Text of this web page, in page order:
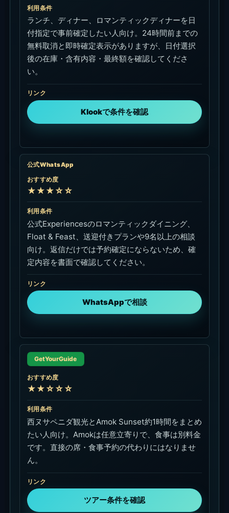
利用条件
ランチ、ディナー、ロマンティックディナーを日
付指定で事前確定したい人向け。24時間前までの
無料取消と即時確定表示がありますが、日付選択
後の在庫・含有内容・最終額を確認してくださ
い。
リンク
Klookで条件を確認
公式WhatsApp
おすすめ度
★★★☆☆
利用条件
公式Experiencesのロマンティックダイニング、
Float & Feast、送迎付きプランや9名以上の相談
向け。返信だけでは予約確定にならないため、確
定内容を書面で確認してください。
リンク
WhatsAppで相談
GetYourGuide
おすすめ度
★★☆☆☆
利用条件
西ヌサペニダ観光とAmok Sunset約1時間をまとめ
たい人向け。Amokは任意立寄りで、食事は別料金
です。直接の席・食事予約の代わりにはなりませ
ん。
リンク
ツアー条件を確認